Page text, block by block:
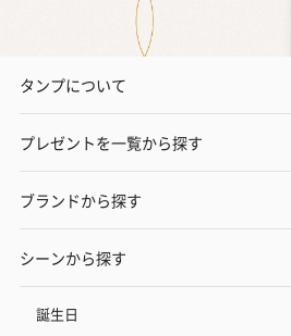
タンプについて
プレゼントを一覧から探す
ブランドから探す
シーンから探す
誕生日